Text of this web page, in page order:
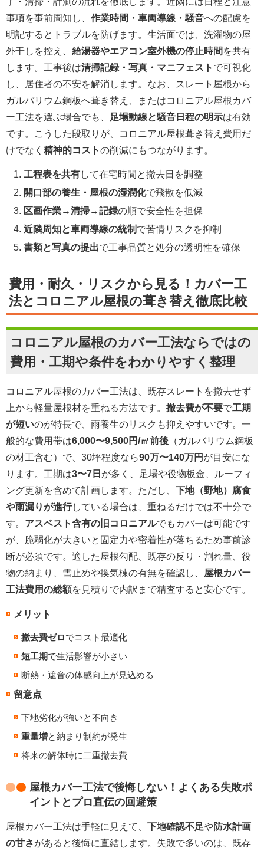
事項を事前周知し、 作業時間・車両導線・騒音への配慮を
明記するとトラブルを防げます。生活面では、洗濯物の屋
外干しを控え、 給湯器やエアコン室外機の停止時間 を共有
します。工事後は清掃記録・写真・マニフェスト で可視化
し、居住者の不安を解消します。なお、スレート屋根から
ガルバリウム鋼板へ葺き替え、またはコロニアル屋根カバ
ー工法を選ぶ場合でも、
足場動線と騒音日程の明示は有効
です。こうした段取りが、コロニアル屋根葺き替え費用だ
けでなく 精神的コストの削減にもつながります。
工程表を共有して在宅時間と撤去日を調整
開口部の養生・屋根の湿潤化で飛散を低減
区画作業→清掃→記録の順で安全性を担保
近隣周知と車両導線の統制 で苦情リスクを抑制
書類と写真の提出で工事品質と処分の透明性を確保
費用・耐久・リスクから見る！カバー工
法とコロニアル屋根の葺き替え徹底比較
コロニアル屋根のカバー工法ならではの
費用・工期や条件をわかりやすく整理
コロニアル屋根のカバー工法は、既存スレートを撤去せず
上から軽量屋根材を重ねる方法です。 撤去費が不要で工期
が短いのが特長で、雨養生のリスクも抑えやすいです。一
般的な費用帯は6,000〜9,500円/㎡前後 （ガルバリウム鋼板
の材工含む）で、30坪程度なら90万〜140万円 が目安にな
ります。工期は3〜7日 が多く、足場や役物板金、ルーフィ
ング更新を含めて計画します。ただし、 下地（野地）腐食
や雨漏りが進行している場合は、重ねるだけでは不十分で
す。 アスベスト含有の旧コロニアルでもカバーは可能です
が、脆弱化が大きいと固定力や密着性が落ちるため事前診
断が必須です。適した屋根勾配、既存の反り・割れ量、役
物の納まり、雪止めや換気棟の有無を確認し、 屋根カバー
工法費用の総額を見積りで内訳まで精査すると安心です。
メリット
撤去費ゼロでコスト最適化
短工期で生活影響が小さい
断熱・遮音の体感向上が見込める
留意点
下地劣化が強いと不向き
重量増と納まり制約が発生
将来の解体時に二重撤去費
屋根カバー工法で後悔しない！よくある失敗ポ
イントとプロ直伝の回避策
屋根カバー工法は手軽に見えて、 下地確認不足や防水計画
の甘さがあると後悔に直結します。失敗で多いのは、既存